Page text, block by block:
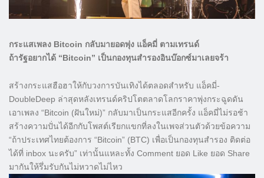
กระแสเพลง Bitcoin กลับมายอดพุ่ง แอ็คมี่ ตามเทรนด์
ถ้ารัฐอยากได้ “Bitcoin” เป็นกองทุนสำรองอินบ๊อกซ์มาเลยจร้า
สร้างกระแสฮือฮาให้กับวงการบันเทิงได้ตลอดสำหรับ แอ็คมี่-
DoubleDeep ล่าสุดหลังเทรนด์คริปโตตลาดโลกราคาพุ่งกระฉูดดัน
เอาเพลง “Bitcoin (ฝันใหม่)” กลับมาเป็นกระแสอีกครั้ง แอ็คมี่ไม่รอช้า
สร้างความปั่นได้อีกกับโพสต์เรียกแขกที่ลงในเพจส่วนตัวด้วยข้อความ
“ถ้าประเทศไทยต้องการ “Bitcoin” (BTC) เพื่อเป็นกองทุนสำรอง ติดต่อ
ได้ที่ inbox นะครับ” เท่านั้นแหละทั้ง Comment ยอด Like ยอด Share
มากันให้รึ่มรับกันไม่หวาดไม่ไหว